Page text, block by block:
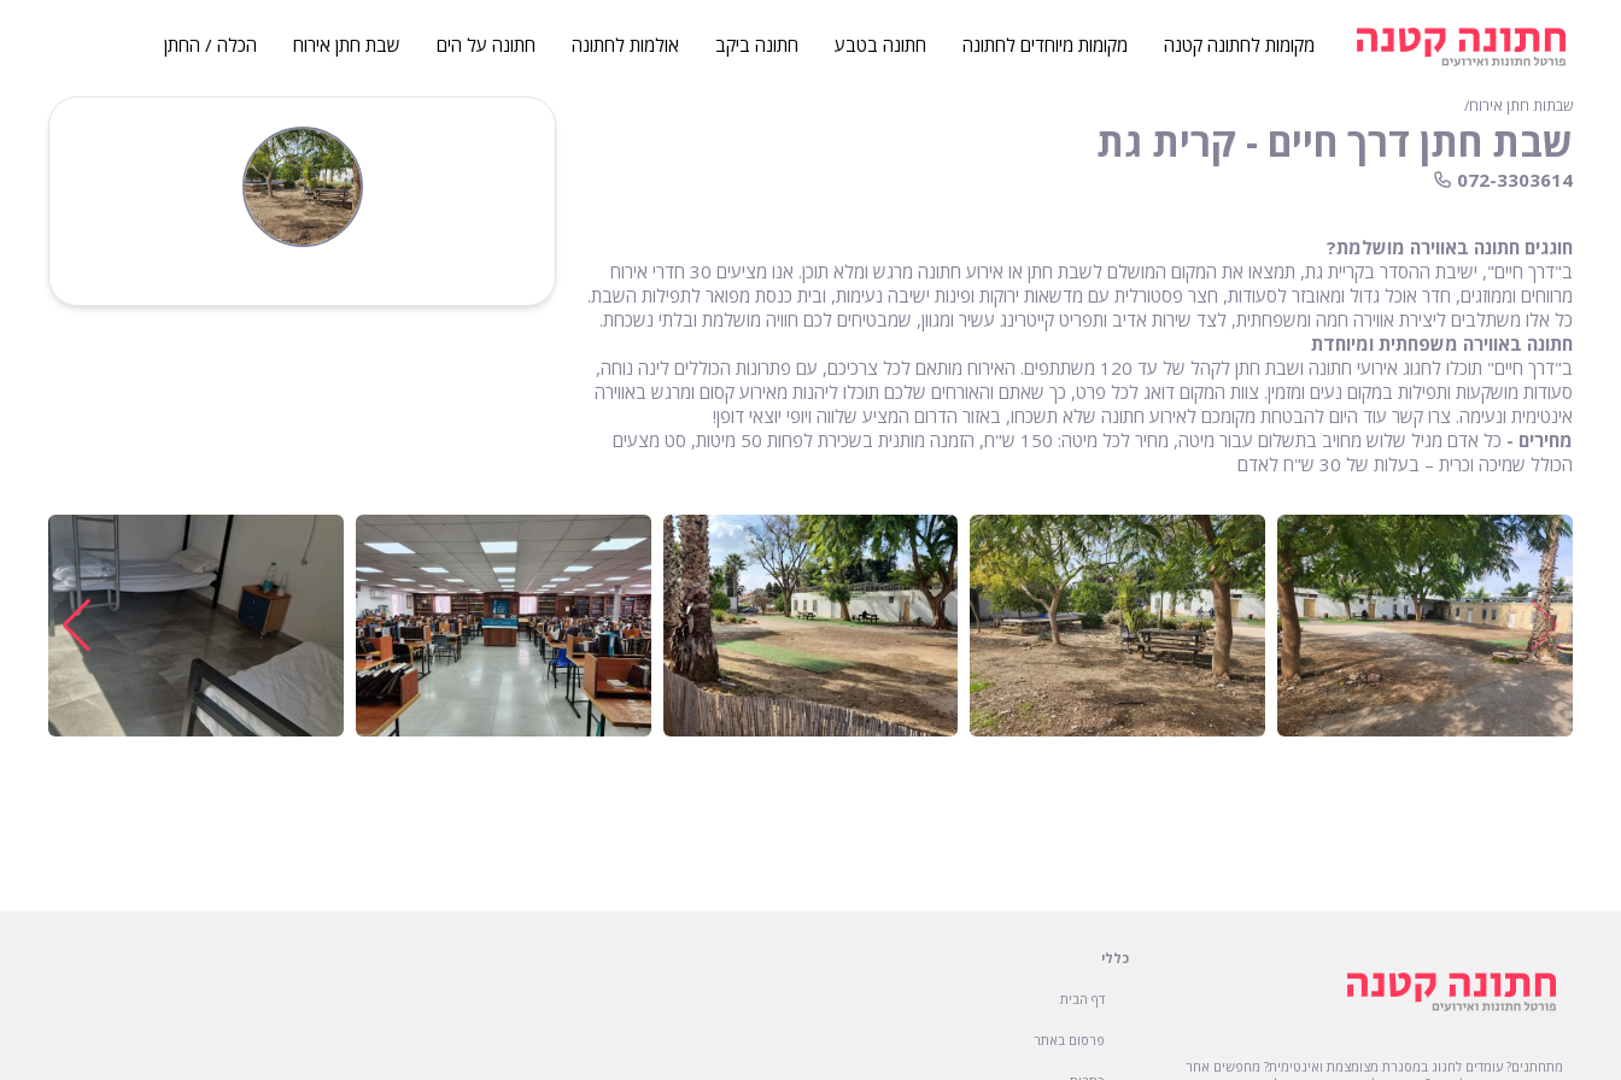
מקומות לחתונה קטנה מקומות מיוחדים לחתונה חתונה בטבע חתונה ביקב אולמות לחתונה חתונה על הים שבת חתן אירוח הכלה / החתן
שבתות חתן אירוח∕
שבת חתן דרך חיים - קרית גת
072-3303614
חוגגים חתונה באווירה מושלמת?
ב"דרך חיים", ישיבת ההסדר בקריית גת, תמצאו את המקום המושלם לשבת חתן או אירוע חתונה מרגש ומלא תוכן. אנו מציעים 30 חדרי אירוח
מרווחים וממוזגים, חדר אוכל גדול ומאובזר לסעודות, חצר פסטורלית עם מדשאות ירוקות ופינות ישיבה נעימות, ובית כנסת מפואר לתפילות השבת.
כל אלו משתלבים ליצירת אווירה חמה ומשפחתית, לצד שירות אדיב ותפריט קייטרינג עשיר ומגוון, שמבטיחים לכם חוויה מושלמת ובלתי נשכחת.
חתונה באווירה משפחתית ומיוחדת
ב"דרך חיים" תוכלו לחגוג אירועי חתונה ושבת חתן לקהל של עד 120 משתתפים. האירוח מותאם לכל צרכיכם, עם פתרונות הכוללים לינה נוחה,
סעודות מושקעות ותפילות במקום נעים ומזמין. צוות המקום דואג לכל פרט, כך שאתם והאורחים שלכם תוכלו ליהנות מאירוע קסום ומרגש באווירה
אינטימית ונעימה. צרו קשר עוד היום להבטחת מקומכם לאירוע חתונה שלא תשכחו, באזור הדרום המציע שלווה ויופי יוצאי דופן!
מחירים - כל אדם מגיל שלוש מחויב בתשלום עבור מיטה,
מחיר לכל מיטה: 150 ש"ח, הזמנה מותנית בשכירת לפחות 50 מיטות, סט מצעים
הכולל שמיכה וכרית – בעלות של 30 ש"ח לאדם
מתחתנים? עומדים לחגוג במסגרת מצומצמת ואינטימית? מחפשים אחר
כללי
דף הבית
פרסום באתר